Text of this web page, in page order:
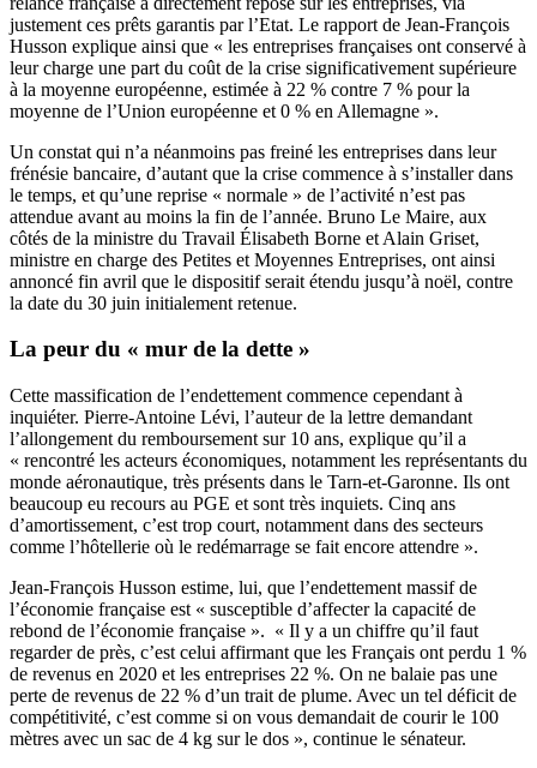
justement ces prêts garantis par l’Etat. Le rapport de Jean-François
Husson explique ainsi que « les entreprises françaises ont conservé à
leur charge une part du coût de la crise significativement supérieure
à la moyenne européenne, estimée à 22 % contre 7 % pour la
moyenne de l’Union européenne et 0 % en Allemagne ».
Un constat qui n’a néanmoins pas freiné les entreprises dans leur
frénésie bancaire, d’autant que la crise commence à s’installer dans
le temps, et qu’une reprise « normale » de l’activité n’est pas
attendue avant au moins la fin de l’année. Bruno Le Maire, aux
côtés de la ministre du Travail Élisabeth Borne et Alain Griset,
ministre en charge des Petites et Moyennes Entreprises, ont ainsi
annoncé fin avril que le dispositif serait étendu jusqu’à noël, contre
la date du 30 juin initialement retenue.
La peur du « mur de la dette »
Cette massification de l’endettement commence cependant à
inquiéter. Pierre-Antoine Lévi, l’auteur de la lettre demandant
l’allongement du remboursement sur 10 ans, explique qu’il a
« rencontré les acteurs économiques, notamment les représentants du
monde aéronautique, très présents dans le Tarn-et-Garonne. Ils ont
beaucoup eu recours au PGE et sont très inquiets. Cinq ans
d’amortissement, c’est trop court, notamment dans des secteurs
comme l’hôtellerie où le redémarrage se fait encore attendre ».
Jean-François Husson estime, lui, que l’endettement massif de
l’économie française est « susceptible d’affecter la capacité de
rebond de l’économie française ». « Il y a un chiffre qu’il faut
regarder de près, c’est celui affirmant que les Français ont perdu 1 %
de revenus en 2020 et les entreprises 22 %. On ne balaie pas une
perte de revenus de 22 % d’un trait de plume. Avec un tel déficit de
compétitivité, c’est comme si on vous demandait de courir le 100
mètres avec un sac de 4 kg sur le dos », continue le sénateur.